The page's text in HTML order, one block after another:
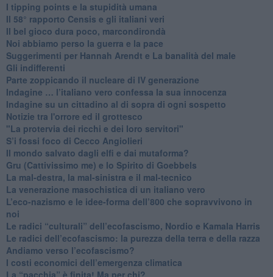
I tipping points e la stupidità umana
​Il 58° rapporto Censis e gli italiani veri
​Il bel gioco dura poco, marcondirondà
Noi abbiamo perso la guerra e la pace
Suggerimenti per Hannah Arendt e La banalità del male
​Gli indifferenti
Parte zoppicando il nucleare di IV generazione
​Indagine … l’italiano vero confessa la sua innocenza
Indagine su un cittadino al di sopra di ogni sospetto
Notizie tra l'orrore ed il grottesco
"La protervia dei ricchi e dei loro servitori"
S’i fossi foco di Cecco Angiolieri
​Il mondo salvato dagli elfi e dai mutaforma?
Gru (Cattivissimo me) e lo Spirito di Goebbels
​La mal-destra, la mal-sinistra e il mal-tecnico
​La venerazione masochistica di un italiano vero
​L’eco-nazismo e le idee-forma dell’800 che sopravvivono in
noi
​Le radici “culturali” dell’ecofascismo, Nordio e Kamala Harris
Le radici dell’ecofascismo: la purezza della terra e della razza
Andiamo verso l’ecofascismo?
I costi economici dell’emergenza climatica
​La “pacchia” è finita! Ma per chi?